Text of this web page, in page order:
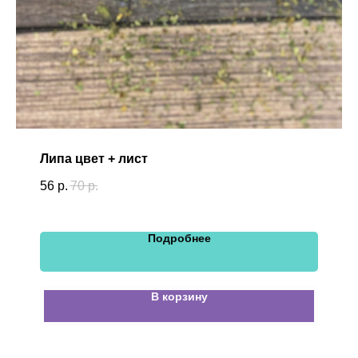
Липа цвет + лист
56 р. 70 р.
Подробнее
В корзину